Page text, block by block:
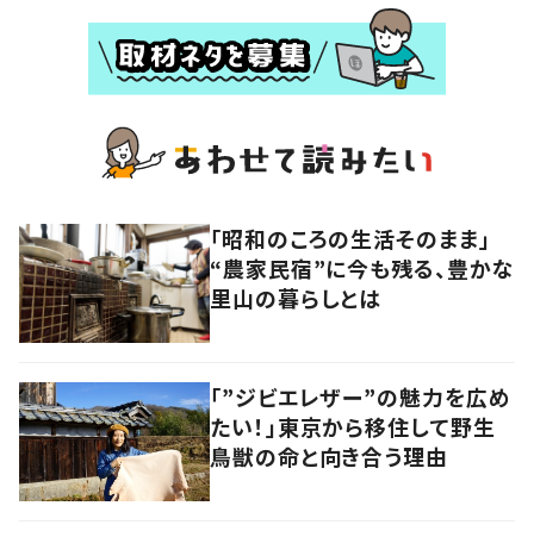
「昭和のころの生活そのまま」
“農家民宿”に今も残る、豊かな
里山の暮らしとは
「”ジビエレザー”の魅力を広め
たい！」東京から移住して野生
鳥獣の命と向き合う理由